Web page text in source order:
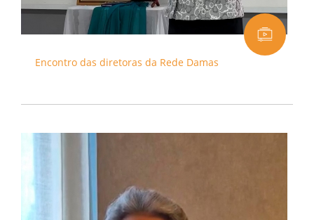
Encontro das diretoras da Rede Damas